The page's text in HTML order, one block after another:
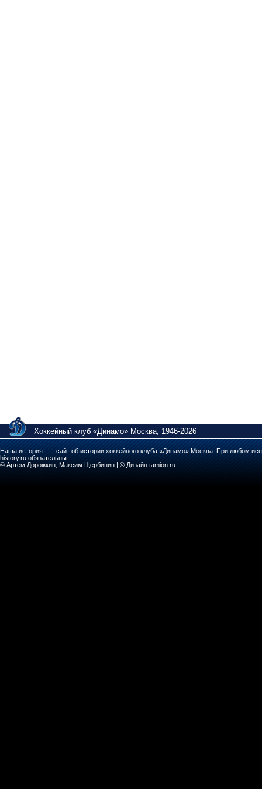
Хоккейный клуб «Динамо» Москва, 1946-2026
Наша история… – сайт об истории хоккейного клуба «Динамо» Москва. При любом
history.ru обязательны.
© Артем Дорожкин, Максим Щербинин | © Дизайн tamion.ru